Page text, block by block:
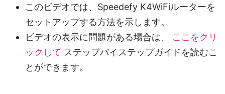
このビデオでは、Speedefy K4WiFiルーターを
セットアップする方法を示します。
ビデオの表示に問題がある場合は、 ここをクリ
ックして ステップバイステップガイドを読むこ
とができます。